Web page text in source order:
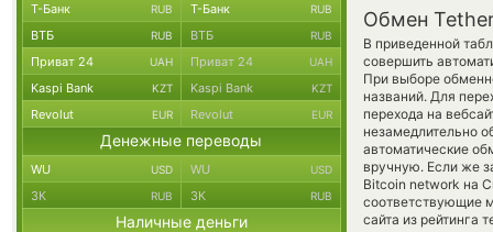
Обмен Tether
В приведенной
совершить
При выборе
названий. Для
перехода на
незамедлительно
автоматические
вручную. Если же
Bitcoin network на
соответствующие
сайта из рейтинга
Т-Банк RUB Т-Банк RUB
ВТБ RUB ВТБ RUB
Приват 24 UAH Приват 24 UAH
Kaspi Bank KZT Kaspi Bank KZT
Revolut EUR Revolut EUR
Денежные переводы
WU USD WU USD
ЗК RUB ЗК RUB
Наличные деньги